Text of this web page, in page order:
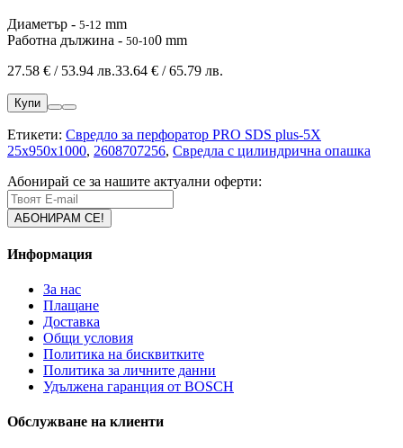
Диаметър - 5-12 mm
Работна дължина - 50-100 mm
27.58 € / 53.94 лв.33.64 € / 65.79 лв.
Купи
Етикети: Свредло за перфоратор PRO SDS plus-5X
25x950x1000, 2608707256, Свредла с цилиндрична опашка
Абонирай се за нашите актуални оферти:
Информация
За нас
Плащане
Доставка
Общи условия
Политика на бисквитките
Политика за личните данни
Удължена гаранция от BOSCH
Обслужване на клиенти